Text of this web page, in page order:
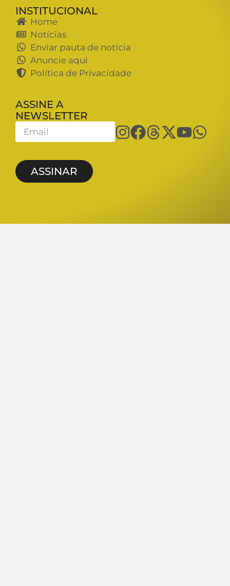
INSTITUCIONAL
Home
Notícias
Enviar pauta de notícia
Anuncie aqui
Política de Privacidade
ASSINE A
NEWSLETTER
ASSINAR